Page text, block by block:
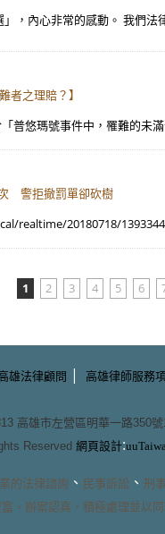
，內心非常的感動。 我們
者之理賠？】
普悠瑪號事件中，罹難的未
警拒撤罰單卻砍樹
realtime/20180718/
1 2 3 4 5 6
雄法律顧問 | 高雄律師服務
高雄市左營區明華一路350
Reserved 網頁設計:
的法律諮詢 、 民事訴訟 、 刑
、辦案認真，積極處理並以